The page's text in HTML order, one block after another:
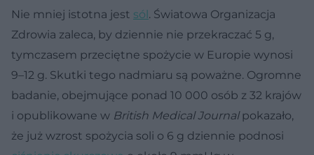
Nie mniej istotna jest sól. Światowa Organizacja
Zdrowia zaleca, by dziennie nie przekraczać 5 g,
tymczasem przeciętne spożycie w Europie wynosi
9–12 g. Skutki tego nadmiaru są poważne. Ogromne
badanie, obejmujące ponad 10 000 osób z 32 krajów
i opublikowane w British Medical Journalpokazało,
że już wzrost spożycia soli o 6 g dziennie podnosi